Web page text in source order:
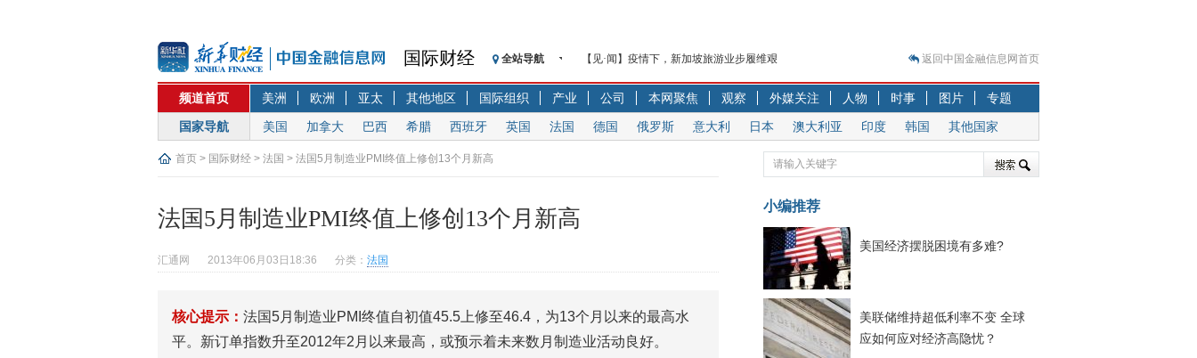
国际财经 全站导航
【见·闻】疫情下，新加坡旅游业步履维艰
记者手记：疫情下的香港零售业如何浴火重生？
【见·闻】疫情下一家香港传统零售商的转型突围之旅
济安金信：中国基金市场数据分析周报（2020. 07.27—2020.07.31）
【新华财经调查】同业存单、结构性存款玩起“跷跷板” 结构性失衡藏
央行公开市场净投放300亿元 短端资金利率明显下行
沥青期货连续两日涨逾3% 沪银及两粕涨势喜人
恒生聚源：北斗收官之星发射成功，全产业链解析
济安金信：中国基金市场数据分析周报（2020. 08.17—2020.08.21）
返回中国金融信息网首页
频道首页 美洲 欧洲 亚太 其他地区 国际组织 产业 公司 本网聚焦 观察 外媒关注 人物 时事 图片
专题
国家导航
美国 加拿大 巴西 希腊 西班牙 英国 法国 德国 俄罗斯 意大利 日本 澳大利亚 印度 韩国 其他国家
首页 > 国际财经 > 法国 > 法国5月制造业PMI终值上修创13个月新高
法国5月制造业PMI终值上修创13个月新高
汇通网 2013年06月03日18:36 分类： 法国
核心提示： 法国5月制造业PMI终值自初值45.5上修至46.4，为13个月以来的最高水
平。新订单指数升至2012年2月以来最高，或预示着未来数月制造业活动良好。
小编推荐
美国经济摆脱困境有多难?
美联储维持超低利率不变 全球
应如何应对经济高隐忧？